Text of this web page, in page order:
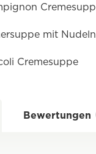
mit Nudeln
Cremesuppe
Bewertungen